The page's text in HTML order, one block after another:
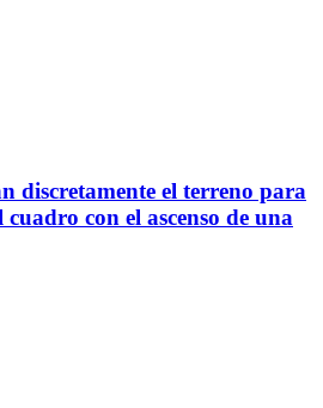
discretamente el terreno para
con el ascenso de una